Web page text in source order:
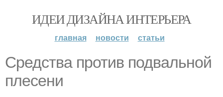
ИДЕИ ДИЗАЙНА ИНТЕРЬЕРА
главная новости статьи
Средства против подвальной
плесени